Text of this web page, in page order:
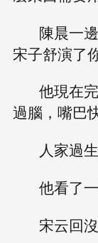
陳晨一
宋子舒演了
他現在
過腦，嘴巴
人家過
他看了
宋云回